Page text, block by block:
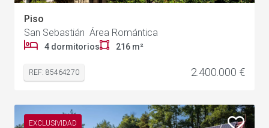
Piso
San Sebastián Área Romántica
4 dormitorios 216 m²
REF: 85464270 2.400.000 €
EXCLUSIVIDAD